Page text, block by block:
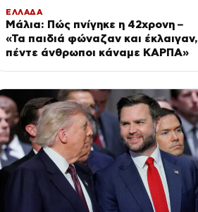
ΕΛΛΑΔΑ
Μάλια: Πώς πνίγηκε η 42χρονη –
«Τα παιδιά φώναζαν και έκλαιγαν,
πέντε άνθρωποι κάναμε ΚΑΡΠΑ»